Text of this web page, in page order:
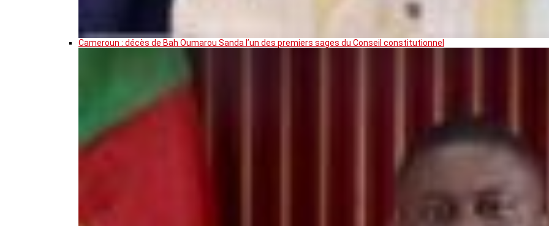
Cameroun : décès de Bah Oumarou Sanda l’un des premiers sages du Conseil constitutionnel